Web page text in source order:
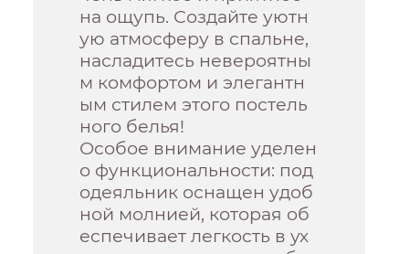
на ощупь. Создайте уютн
ую атмосферу в спальне,
насладитесь невероятны
м комфортом и элегантн
ым стилем этого постель
ного белья!
Особое внимание уделен
о функциональности: под
одеяльник оснащен удоб
ной молнией, которая об
еспечивает легкость в ух